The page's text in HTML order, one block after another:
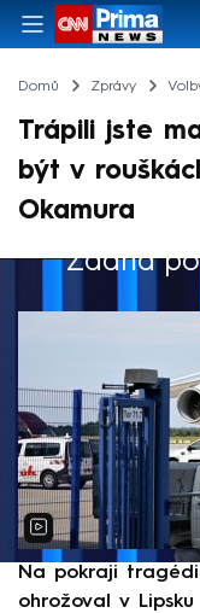
Domů Zprávy
Trápili jste
být v
Okamura
Žádná
Výběr redakce
Na pokraji
ohrožoval v